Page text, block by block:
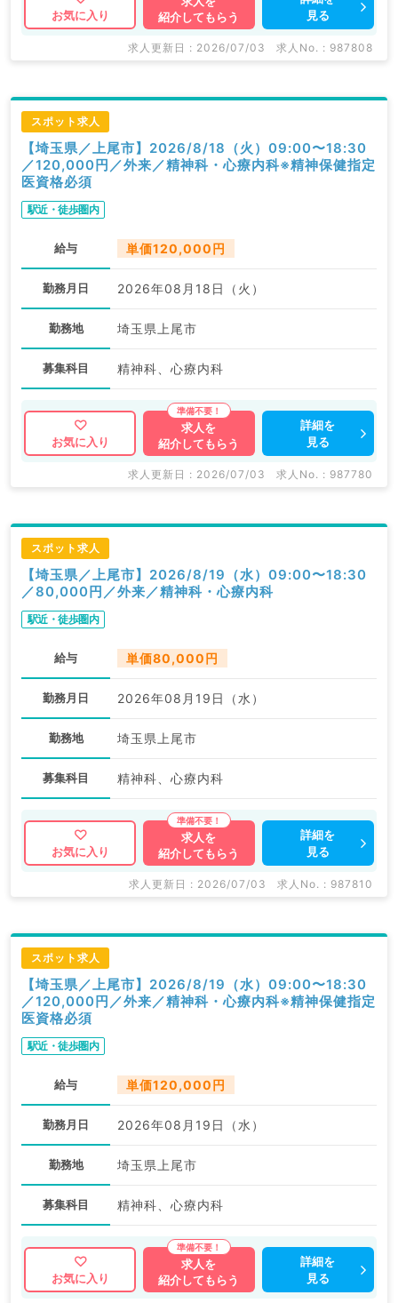
お気に入り
紹介してもらう
見る
求人更新日 : 2026/07/03 求人No. : 987808
スポット求人
【埼玉県／上尾市】2026/8/18（火）09:00〜18:30
／120,000円／外来／精神科・心療内科※精神保健指定
医資格必須
駅近・徒歩圏内
給与 単価120,000円
勤務月日 2026年08月18日（火）
勤務地 埼玉県上尾市
募集科目 精神科、心療内科
お気に入り
求人を
紹介してもらう
詳細を
見る
求人更新日 : 2026/07/03 求人No. : 987780
スポット求人
【埼玉県／上尾市】2026/8/19（水）09:00〜18:30
／80,000円／外来／精神科・心療内科
駅近・徒歩圏内
給与 単価80,000円
勤務月日 2026年08月19日（水）
勤務地 埼玉県上尾市
募集科目 精神科、心療内科
お気に入り
求人を
紹介してもらう
詳細を
見る
求人更新日 : 2026/07/03 求人No. : 987810
スポット求人
【埼玉県／上尾市】2026/8/19（水）09:00〜18:30
／120,000円／外来／精神科・心療内科※精神保健指定
医資格必須
駅近・徒歩圏内
給与 単価120,000円
勤務月日 2026年08月19日（水）
勤務地 埼玉県上尾市
募集科目 精神科、心療内科
お気に入り
求人を
紹介してもらう
詳細を
見る